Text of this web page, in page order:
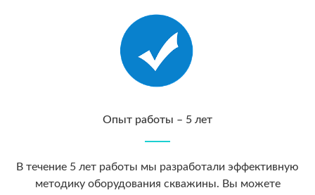
Опыт работы – 5 лет
В течение 5 лет работы мы разработали эффективную
методику оборудования скважины. Вы можете